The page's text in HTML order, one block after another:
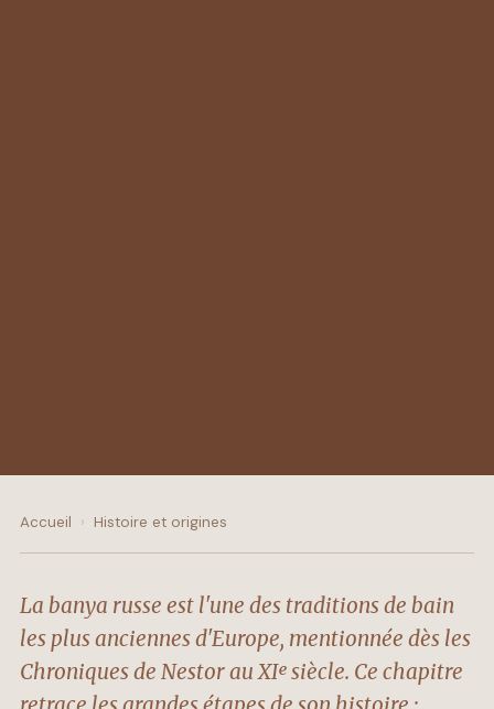
Accueil › Histoire et origines
La banya russe est l'une des traditions de bain
les plus anciennes d'Europe, mentionnée dès les
Chroniques de Nestor au XIᵉ siècle. Ce chapitre